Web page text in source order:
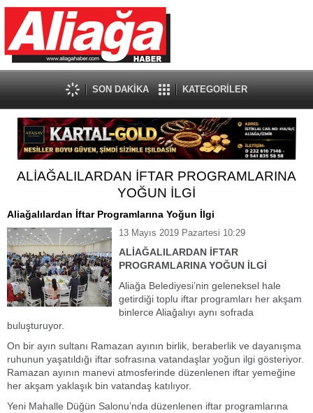
SON DAKİKA KATEGORİLER
ALİAĞALILARDAN İFTAR PROGRAMLARINA
YOĞUN İLGİ
Aliağalılardan İftar Programlarına Yoğun İlgi
13 Mayıs 2019 Pazartesi 10:29
ALİAĞALILARDAN İFTAR
PROGRAMLARINA YOĞUN İLGİ
Aliağa Belediyesi’nin geleneksel hale
getirdiği toplu iftar programları her akşam
binlerce Aliağalıyı aynı sofrada
buluşturuyor.
On bir ayın sultanı Ramazan ayının birlik, beraberlik ve dayanışma
ruhunun yaşatıldığı iftar sofrasına vatandaşlar yoğun ilgi gösteriyor.
Ramazan ayının manevi atmosferinde düzenlenen iftar yemeğine
her akşam yaklaşık bin vatandaş katılıyor.
Yeni Mahalle Düğün Salonu’nda düzenlenen iftar programlarına